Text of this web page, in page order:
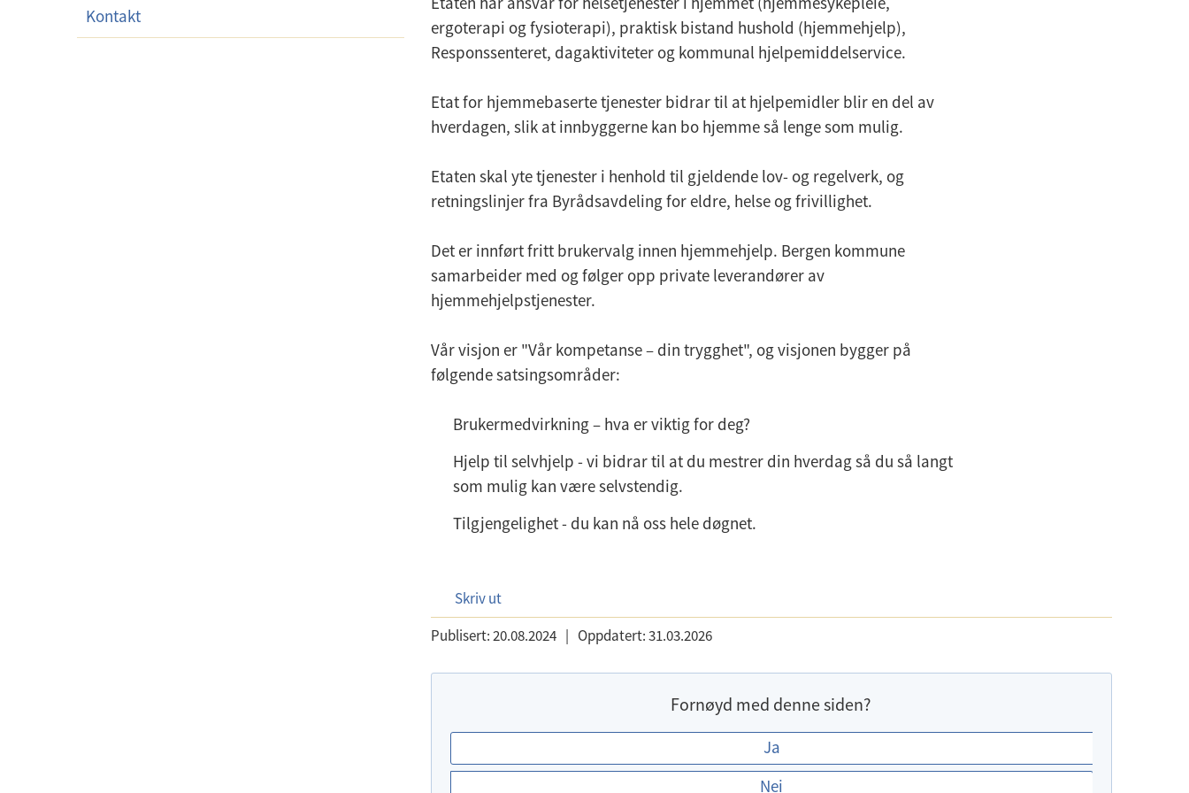
Kontakt
ergoterapi og fysioterapi), praktisk bistand hushold (hjemmehjelp),
Responssenteret, dagaktiviteter og kommunal hjelpemiddelservice.
Etat for hjemmebaserte tjenester bidrar til at hjelpemidler blir en del av
hverdagen, slik at innbyggerne kan bo hjemme så lenge som mulig.
Etaten skal yte tjenester i henhold til gjeldende lov- og regelverk, og
retningslinjer fra Byrådsavdeling for eldre, helse og frivillighet.
Det er innført fritt brukervalg innen hjemmehjelp. Bergen kommune
samarbeider med og følger opp private leverandører av
hjemmehjelpstjenester.
Vår visjon er "Vår kompetanse – din trygghet", og visjonen bygger på
følgende satsingsområder:
Brukermedvirkning – hva er viktig for deg?
Hjelp til selvhjelp - vi bidrar til at du mestrer din hverdag så du så langt
som mulig kan være selvstendig.
Tilgjengelighet - du kan nå oss hele døgnet.
Skriv ut
Publisert:20.08.2024 | Oppdatert:31.03.2026
Fornøyd med denne siden?
E
r
Ja
Nei